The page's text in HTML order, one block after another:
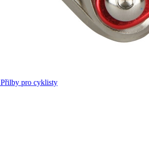
Přilby pro cyklisty